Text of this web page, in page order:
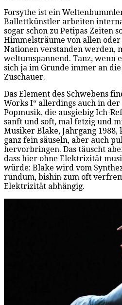
Forsythe ist ein
Ballettkünstler arbeiten
sogar schon zu Petipas Zeiten
Himmelsträume von allen
Nationen verstanden werden,
weltumspannend. Tanz, wenn
sich ja im Grunde immer an
Zuschauer.
Das Element des Schwebens
Works I“ allerdings auch in
Popmusik, die ausgiebig Ich-
sanft und soft, mal fetzig und
Musiker Blake, Jahrgang 1988,
ganz fein säuseln, aber auch
hervorbringen. Das täuscht
dass hier ohne Elektrizität
würde: Blake wird vom
rundum, bishin zum oft
Elektrizität abhängig.